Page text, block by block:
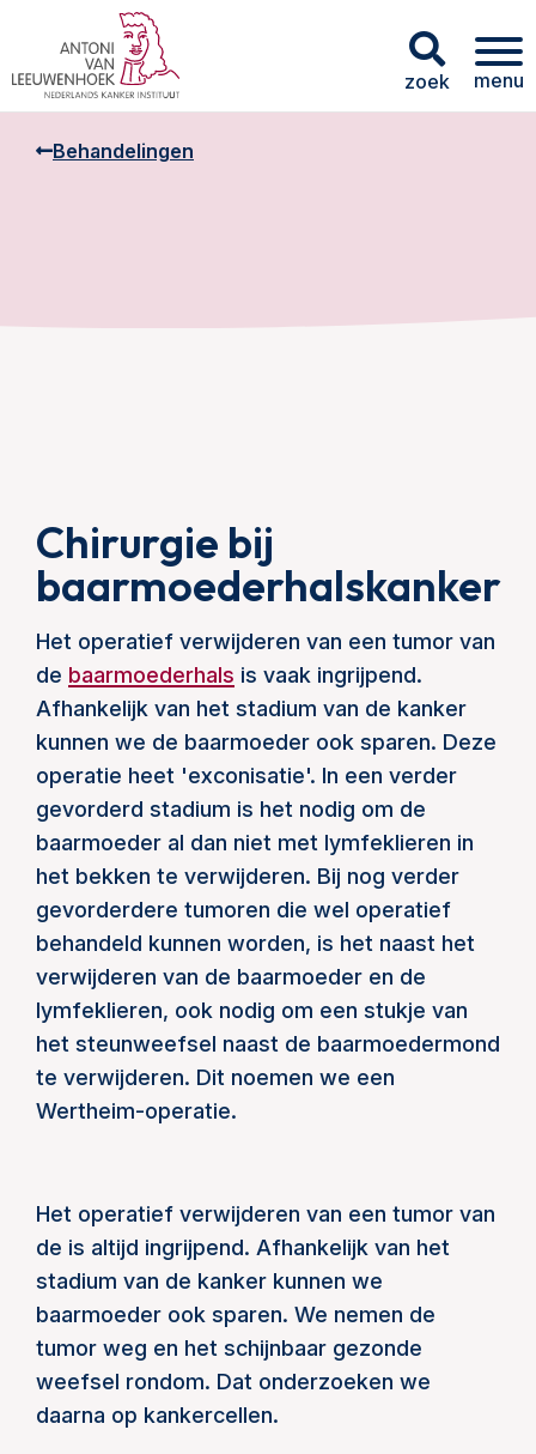
zoek menu
Behandelingen
Chirurgie bij
baarmoederhalskanker
Het operatief verwijderen van een tumor van
de baarmoederhals is vaak ingrijpend.
Afhankelijk van het stadium van de kanker
kunnen we de baarmoeder ook sparen. Deze
operatie heet 'exconisatie'. In een verder
gevorderd stadium is het nodig om de
baarmoeder al dan niet met lymfeklieren in
het bekken te verwijderen. Bij nog verder
gevorderdere tumoren die wel operatief
behandeld kunnen worden, is het naast het
verwijderen van de baarmoeder en de
lymfeklieren, ook nodig om een stukje van
het steunweefsel naast de baarmoedermond
te verwijderen. Dit noemen we een
Wertheim-operatie.
Het operatief verwijderen van een tumor van
de is altijd ingrijpend. Afhankelijk van het
stadium van de kanker kunnen we
baarmoeder ook sparen. We nemen de
tumor weg en het schijnbaar gezonde
weefsel rondom. Dat onderzoeken we
daarna op kankercellen.